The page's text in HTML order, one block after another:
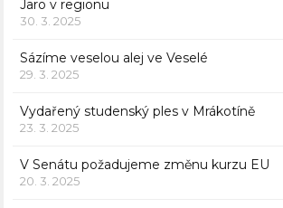
Jaro v regionu
30. 3. 2025
Sázíme veselou alej ve Veselé
29. 3. 2025
Vydařený studenský ples v Mrákotíně
23. 3. 2025
V Senátu požadujeme změnu kurzu EU
20. 3. 2025